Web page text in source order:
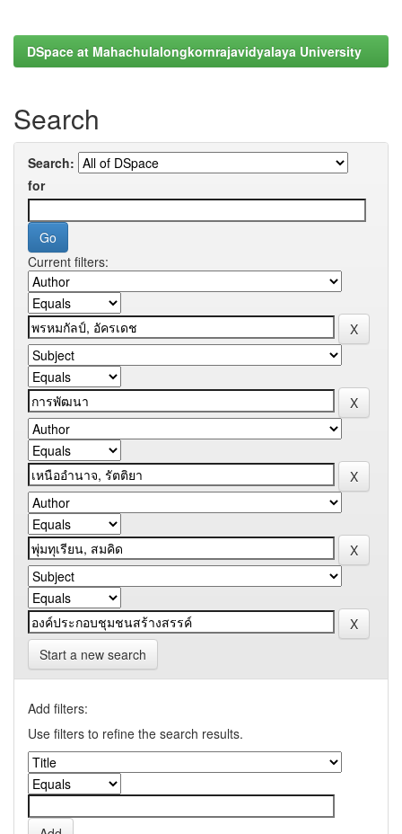
DSpace at Mahachulalongkornrajavidyalaya University
Search
Search:
for
Current filters:
Start a new search
Add filters:
Use filters to refine the search results.